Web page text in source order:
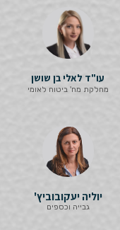
עו"ד לאלי בן שושן
מחלקת מח' ביטוח לאומי
יוליה יעקובוביץ'
גבייה וכספים